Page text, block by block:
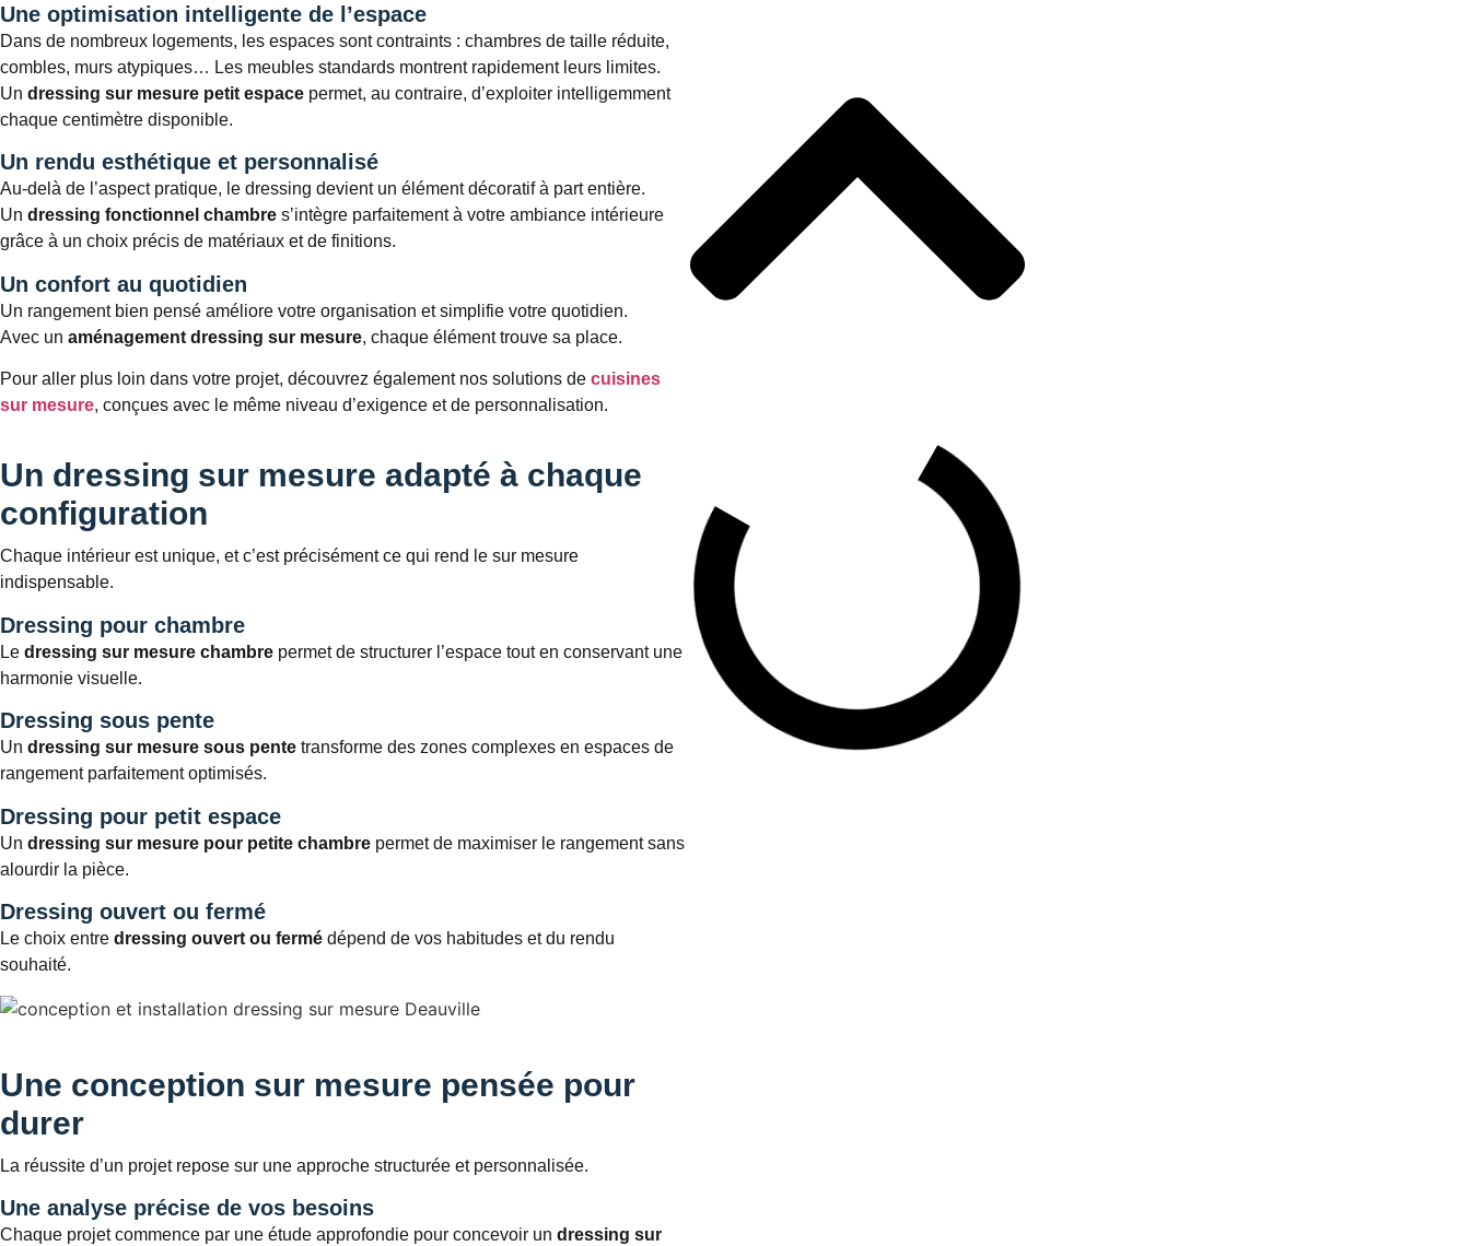
Une optimisation intelligente de l’espace
Dans de nombreux logements, les espaces sont contraints : chambres de taille réduite,
combles, murs atypiques… Les meubles standards montrent rapidement leurs limites.
Un dressing sur mesure petit espace permet, au contraire, d’exploiter intelligemment
chaque centimètre disponible.
Un rendu esthétique et personnalisé
Au-delà de l’aspect pratique, le dressing devient un élément décoratif à part entière.
Un dressing fonctionnel chambre s’intègre parfaitement à votre ambiance intérieure
grâce à un choix précis de matériaux et de finitions.
Un confort au quotidien
Un rangement bien pensé améliore votre organisation et simplifie votre quotidien.
Avec un aménagement dressing sur mesure, chaque élément trouve sa place.
Pour aller plus loin dans votre projet, découvrez également nos solutions de cuisines
sur mesure, conçues avec le même niveau d’exigence et de personnalisation.
Un dressing sur mesure adapté à chaque
configuration
Chaque intérieur est unique, et c’est précisément ce qui rend le sur mesure
indispensable.
Dressing pour chambre
Le dressing sur mesure chambre permet de structurer l’espace tout en conservant une
harmonie visuelle.
Dressing sous pente
Un dressing sur mesure sous pente transforme des zones complexes en espaces de
rangement parfaitement optimisés.
Dressing pour petit espace
Un dressing sur mesure pour petite chambre permet de maximiser le rangement sans
alourdir la pièce.
Dressing ouvert ou fermé
Le choix entre dressing ouvert ou fermé dépend de vos habitudes et du rendu
souhaité.
Une conception sur mesure pensée pour
durer
La réussite d’un projet repose sur une approche structurée et personnalisée.
Une analyse précise de vos besoins
Chaque projet commence par une étude approfondie pour concevoir un dressing sur